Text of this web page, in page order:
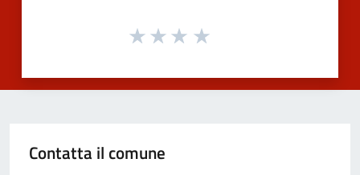
Contatta il comune